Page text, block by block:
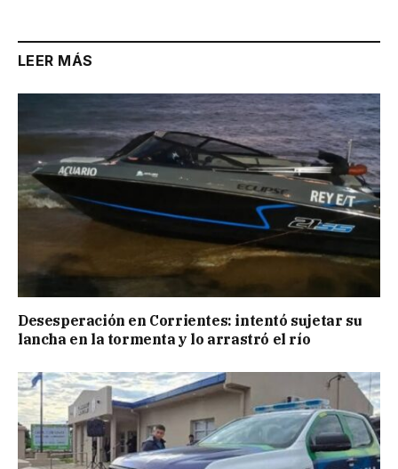
LEER MÁS
Desesperación en Corrientes: intentó sujetar su
lancha en la tormenta y lo arrastró el río